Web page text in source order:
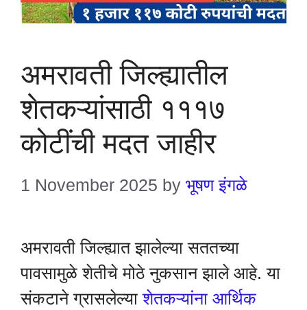
अमरावती जिल्ह्यातील
शेतकऱ्यांसाठी १११७
कोटींची मदत जाहीर
1 November 2025 by भूषण इंगळे
अमरावती जिल्ह्यात झालेल्या सततच्या
पावसामुळे शेतीचे मोठे नुकसान झाले आहे. या
संकटाने ग्रासलेल्याशेतकऱ्यांना आर्थिक